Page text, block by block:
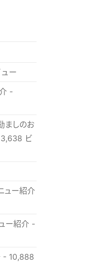
ー
-
ましのお
ビ
ュー紹介
ー紹介 -
- 10,888